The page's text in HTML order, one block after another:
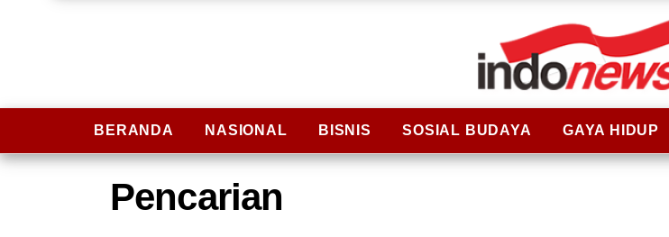
BERANDA NASIONAL BISNIS SOSIAL BUDAYA GAYA HIDUP
Pencarian